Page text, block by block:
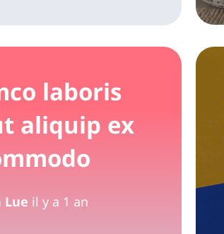
laboris
aliquip ex
Lue il y a 1 an